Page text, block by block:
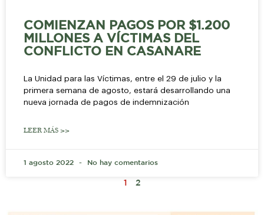
COMIENZAN PAGOS POR $1.200
MILLONES A VÍCTIMAS DEL
CONFLICTO EN CASANARE
La Unidad para las Víctimas, entre el 29 de julio y la
primera semana de agosto, estará desarrollando una
nueva jornada de pagos de indemnización
LEER MÁS >>
1 agosto 2022 No hay comentarios
1 2